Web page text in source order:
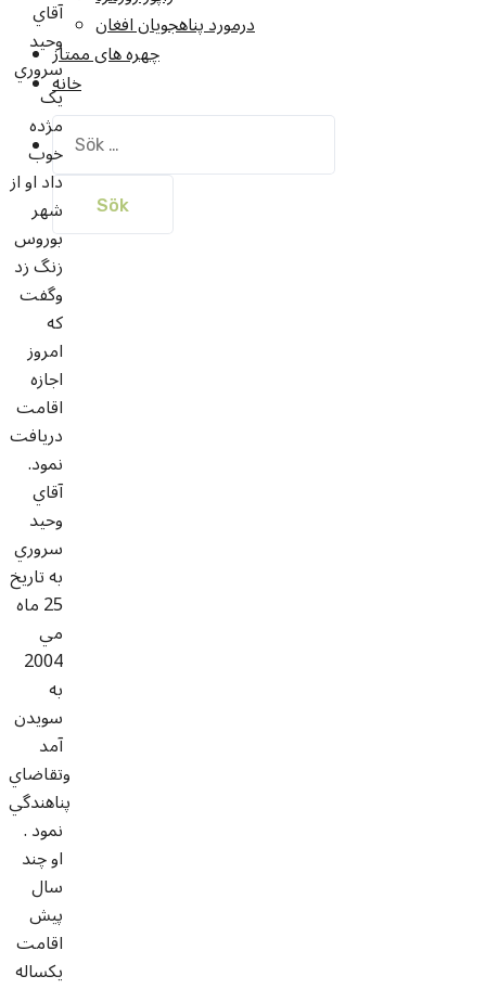
درمورد پناهجويان افغان
چهره های ممتاز
خانه
Sök
efter:
آقاي
وحيد
سروري
يک
مژده
خوب
داد او از
شهر
بوروس
زنگ زد
وگفت
که
امروز
اجازه
اقامت
دريافت
نمود.
آقاي
وحيد
سروري
به تاريخ
25 ماه
مي
2004
به
سويدن
آمد
وتقاضاي
پناهندگي
نمود .
او چند
سال
پيش
اقامت
يکساله